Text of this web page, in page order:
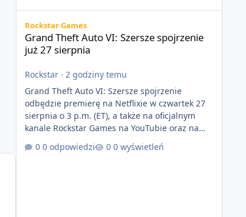
Rockstar Games
Grand Theft Auto VI: Szersze spojrzenie
już 27 sierpnia
Rockstar· 2 godziny temu
Grand Theft Auto VI: Szersze spojrzenie
odbędzie premierę na Netflixie w czwartek 27
sierpnia o 3 p.m. (ET), a także na oficjalnym
kanale Rockstar Games na YouTubie oraz na
stronie Grand Theft Auto VI o 9 p.m. (ET) 27
sierpnia. https://netflix.com/GTAVI Grand Theft
0 odpowiedzi 0 wyświetleń